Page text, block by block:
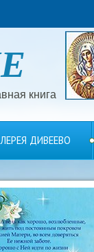
книга
ДИВЕЕВО